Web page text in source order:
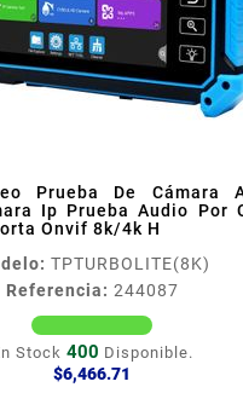
Prueba De Cámara
Ip Prueba Audio Por
Onvif 8k/4k H
TPTURBOLITE(8K)
Referencia: 244087
Stock 400 Disponible.
$6,466.71